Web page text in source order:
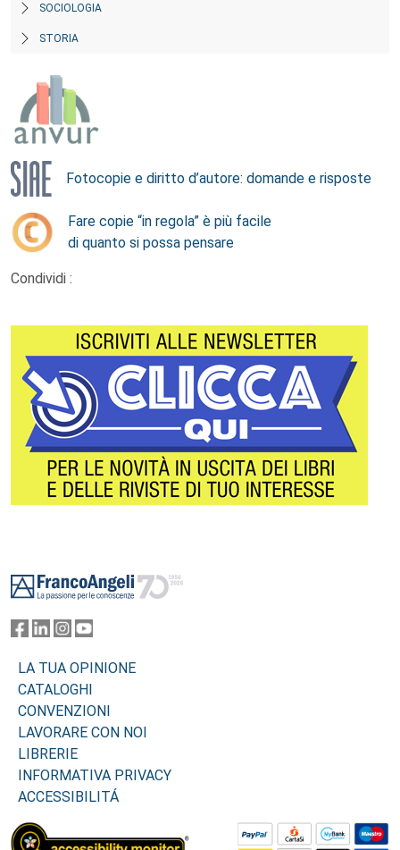
SOCIOLOGIA
STORIA
Fotocopie e diritto d’autore: domande e risposte
Fare copie “in regola” è più facile
di quanto si possa pensare
Condividi :
LA TUA OPINIONE
CATALOGHI
CONVENZIONI
LAVORARE CON NOI
LIBRERIE
INFORMATIVA PRIVACY
ACCESSIBILITÁ